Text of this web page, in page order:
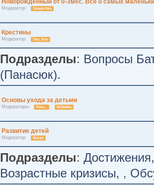
Новорожденный от 0-3мес. Все о самых
Модератор: Shapochka
Крестины
Модератор: Sky_Ksu
Подразделы: Вопросы
(Панасюк).
Основы ухода за детьми
Модераторы: Рита... , MOle4ka
Развитие детей
Модератор: Bysya
Подразделы: Достижения
Возрастные кризисы
,